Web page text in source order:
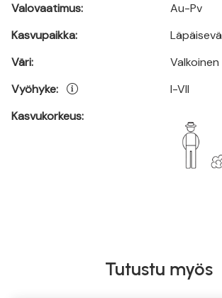
Valovaatimus:
Kasvupaikka:
Väri:
Vyöhyke:
Kasvukorkeus:
Au-Pv
Läpäisevä
Valkoinen
I-VII
Tutustu myös